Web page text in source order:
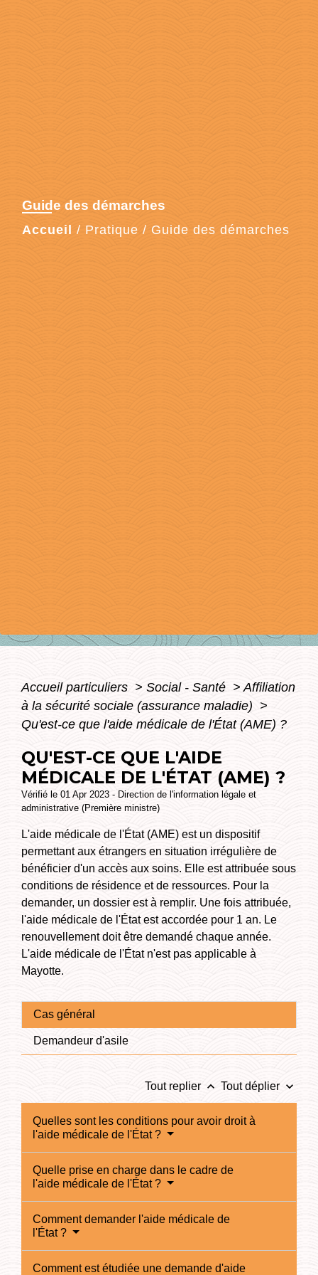
Guide des démarches
Accueil / Pratique / Guide des démarches
Accueil particuliers > Social - Santé > Affiliation
à la sécurité sociale (assurance maladie) >
Qu'est-ce que l'aide médicale de l'État (AME) ?
QU'EST-CE QUE L'AIDE
MÉDICALE DE L'ÉTAT (AME) ?
Vérifié le 01 Apr 2023 - Direction de l'information légale et
administrative (Première ministre)
L'aide médicale de l'État (AME) est un dispositif
permettant aux étrangers en situation irrégulière de
bénéficier d'un accès aux soins. Elle est attribuée sous
conditions de résidence et de ressources. Pour la
demander, un dossier est à remplir. Une fois attribuée,
l'aide médicale de l'État est accordée pour 1 an. Le
renouvellement doit être demandé chaque année.
L'aide médicale de l'État n'est pas applicable à
Mayotte.
Cas général
Demandeur d'asile
Tout replier keyboard_arrow_up Tout déplier keyboard_arrow_down
Quelles sont les conditions pour avoir droit à
l'aide médicale de l'État ?
Quelle prise en charge dans le cadre de
l'aide médicale de l'État ?
Comment demander l'aide médicale de
l'État ?
Comment est étudiée une demande d'aide